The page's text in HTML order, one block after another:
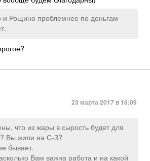
и Рощино проблемнее по деньгам
23 марта 2017 в 16:09
что из жары в сырость будет для
Вы жили на С-З?
бывает.
Вам важна работа и на какой